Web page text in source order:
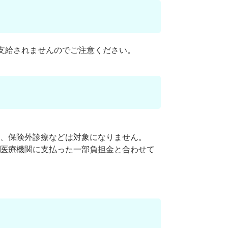
されませんのでご注意ください。
保険外診療などは対象になりません。
療機関に支払った一部負担金と合わせて